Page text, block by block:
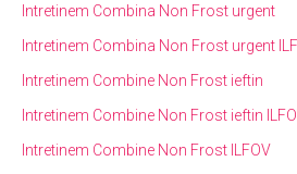
Intretinem Combina Non Frost urgent
Intretinem Combina Non Frost urgent
Intretinem Combine Non Frost ieftin
Intretinem Combine Non Frost ieftin
Intretinem Combine Non Frost ILFOV